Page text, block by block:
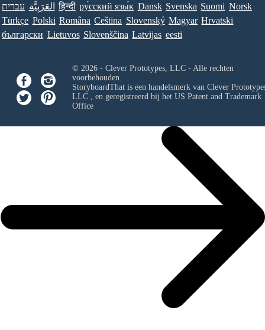
עברית العَرَبِيَّة हिन्दी ру́сский язы́к Dansk Svenska Suomi Norsk
Türkçe Polski Româna Ceština Slovenský Magyar Hrvatski
български Lietuvos Slovenščina Latvijas eesti
© 2026 - Clever Prototypes, LLC - Alle rechten
voorbehouden.
StoryboardThat is een handelsmerk van Clever
LLC, en geregistreerd bij het US Patent and Trademark
Office